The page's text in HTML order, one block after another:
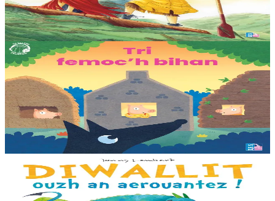
marine. Deux soeurs survivent sur une île de plastique, au milieu des
déchets. Mais un évènement...
En stock25,00 €
3 ans et plus
TES
Les trois petits cochons
Il était une fois trois joyeux petits cochons qui vivaient avec leurs
parents. Il était temps pour chacun d’avoir sa propre maison ! Cette
collection propose...
12,00 €
Bannoù-heol
Look out, it's a Dragon!